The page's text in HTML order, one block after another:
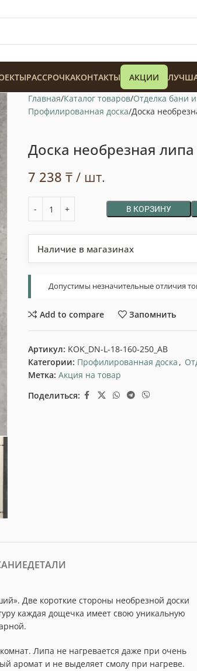
128 900 ₸
РАССРОЧКАКОНТАКТЫ АКЦИИ
Главная Каталог товаров Отделка бани
Профилированная доска Доска
Доска необрезная
7 238 ₸/ шт.
В КОРЗИНУ
Наличие в магазинах
Допустимы незначительные отличия
Add to compare Запомнить
Артикул: KOK_DN-L-18-160-250_AB
Категории: Профилированная доска ,
Метка: Акция на товар
Поделиться:
ДЕТАЛИ
Две короткие стороны необрезной доски
каждая дощечка имеет свою уникальную
Липа не нагревается даже при очень
аромат и не выделяет смолу при нагреве.